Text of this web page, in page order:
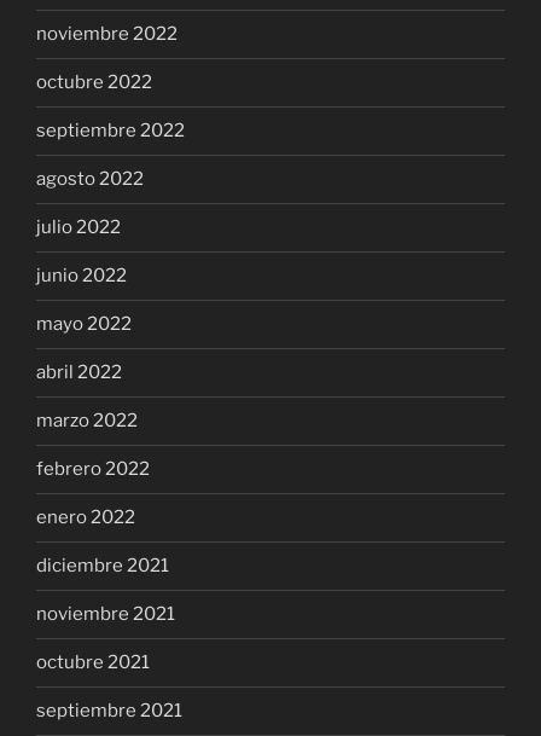
noviembre 2022
octubre 2022
septiembre 2022
agosto 2022
julio 2022
junio 2022
mayo 2022
abril 2022
marzo 2022
febrero 2022
enero 2022
diciembre 2021
noviembre 2021
octubre 2021
septiembre 2021